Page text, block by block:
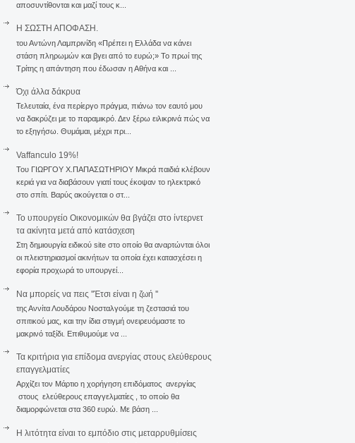
αποσυντίθονται και μαζί τους κ...
Η ΣΩΣΤΗ ΑΠΟΦΑΣΗ.
του Αντώνη Λαμπρινίδη «Πρέπει η Ελλάδα να κάνει
στάση πληρωμών και βγει από το ευρώ;» Το πρωί της
Τρίτης η απάντηση που έδωσαν η Αθήνα και ...
Όχι άλλα δάκρυα
Τελευταία, ένα περίεργο πράγμα, πιάνω τον εαυτό μου
να δακρύζει με το παραμικρό. Δεν ξέρω ειλικρινά πώς να
το εξηγήσω. Θυμάμαι, μέχρι πρι...
Vaffanculo 19%!
Του ΓΙΩΡΓΟΥ Χ.ΠΑΠΑΣΩΤΗΡΙΟΥ Μικρά παιδιά κλέβουν
κεριά για να διαβάσουν γιατί τους έκοψαν το ηλεκτρικό
στο σπίτι. Βαρύς ακούγεται ο στ...
To υπουργείο Οικονομικών θα βγάζει στο ίντερνετ
τα ακίνητα μετά από κατάσχεση
Στη δημιουργία ειδικού site στο οποίο θα αναρτώνται όλοι
οι πλειστηριασμοί ακινήτων τα οποία έχει κατασχέσει η
εφορία προχωρά το υπουργεί...
Να μπορείς να πεις ''Έτσι είναι η ζωή ''
της Αννίτα Λουδάρου Νοσταλγούμε τη ζεστασιά του
σπιτικού μας, και την ίδια στιγμή ονειρευόμαστε το
μακρινό ταξίδι. Επιθυμούμε να ...
Τα κριτήρια για επίδομα ανεργίας στους ελεύθερους
επαγγελματίες
Αρχίζει τον Μάρτιο η χορήγηση επιδόματος ανεργίας
στους ελεύθερους επαγγελματίες , το οποίο θα
διαμορφώνεται στα 360 ευρώ. Με βάση ...
Η λιτότητα είναι το εμπόδιο στις μεταρρυθμίσεις